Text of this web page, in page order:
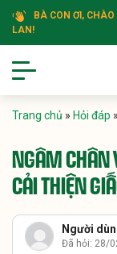
BÀ CON ƠI,
LAN!
Trang chủ » Hỏi đáp »
NGÂM CHÂN
CẢI THIỆN
Người
Đã hỏi: 28/